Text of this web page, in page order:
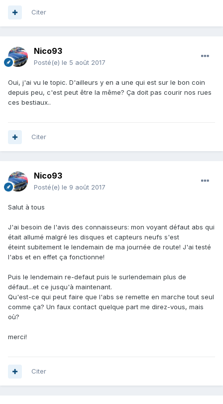
Citer
Nico93
Posté(e) le 5 août 2017
Oui, j'ai vu le topic. D'ailleurs y en a une qui est sur le bon coin
depuis peu, c'est peut être la même? Ça doit pas courir nos rues
ces bestiaux..
Citer
Nico93
Posté(e) le 9 août 2017
Salut à tous
J'ai besoin de l'avis des connaisseurs: mon voyant défaut abs qui
était allumé malgré les disques et capteurs neufs s'est
éteint subitement le lendemain de ma journée de route! J'ai testé
l'abs et en effet ça fonctionne!
Puis le lendemain re-defaut puis le surlendemain plus de
défaut...et ce jusqu'à maintenant.
Qu'est-ce qui peut faire que l'abs se remette en marche tout seul
comme ça? Un faux contact quelque part me direz-vous, mais
où?
merci!
Citer